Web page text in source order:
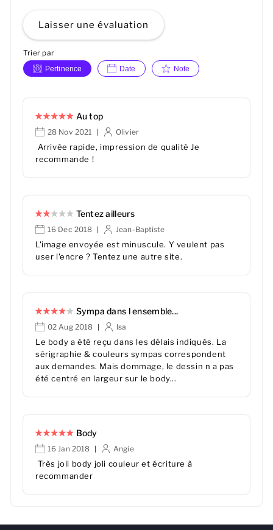
Laisser une évaluation
Trier par
Pertinence Date Note
Au top
28 Nov 2021 | Olivier
Arrivée rapide, impression de qualité Je
recommande !
Tentez ailleurs
16 Dec 2018 | Jean-Baptiste
L'image envoyée est minuscule. Y veulent pas
user l'encre ? Tentez une autre site.
Sympa dans l ensemble...
02 Aug 2018 | Isa
Le body a été reçu dans les délais indiqués. La
sérigraphie & couleurs sympas correspondent
aux demandes. Mais dommage, le dessin n a pas
été centré en largeur sur le body...
Body
16 Jan 2018 | Angie
Très joli body joli couleur et écriture à
recommander